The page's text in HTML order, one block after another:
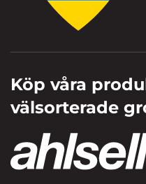
Köp våra
välsorterade